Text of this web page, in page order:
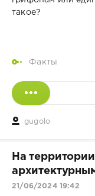
такое?
Факты
gugolo
На
21/06/2024 19:42